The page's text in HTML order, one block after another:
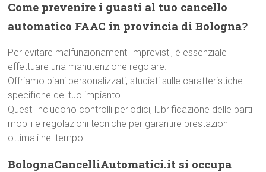
Come prevenire i guasti al tuo cancello
automatico FAAC in provincia di Bologna?
Per evitare malfunzionamenti imprevisti, è essenziale
effettuare una manutenzione regolare.
Offriamo piani personalizzati, studiati sulle caratteristiche
specifiche del tuo impianto.
Questi includono controlli periodici, lubrificazione delle parti
mobili e regolazioni tecniche per garantire prestazioni
ottimali nel tempo.
BolognaCancelliAutomatici.it si occupa